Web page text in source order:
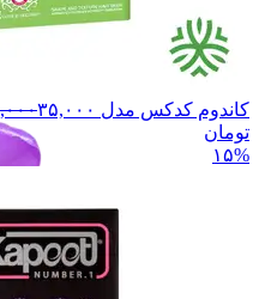
خشکبار
فرآورده های
همه دسته
کاندوم کدکس مدل Tropical Senses ۳۵,۰۰۰
تومان
۱۵%